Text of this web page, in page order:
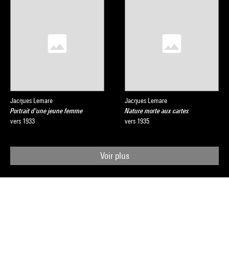
Jacques Lemare
Portrait d'une jeune femme
vers 1933
Jacques Lemare
Nature morte aux cartes
vers 1935
Voir plus